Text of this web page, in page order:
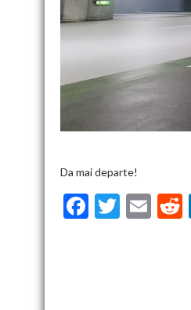
Da mai departe!
F
T
E